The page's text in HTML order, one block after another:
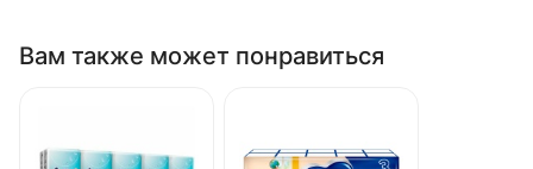
Вам также может понравиться